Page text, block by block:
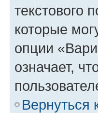
текстового
которые
опции
означает,
Вернуться